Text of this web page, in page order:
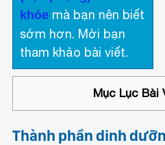
khỏe mà bạn nên biết
sớm hơn. Mời bạn
tham khảo bài viết.
Mục Lục Bài
Thành phần dinh